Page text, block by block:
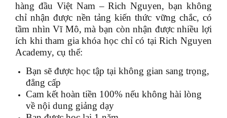
hàng đầu Việt Nam – Rich Nguyen, bạn không
chỉ nhận được nền tảng kiến thức vững chắc, có
tầm nhìn Vĩ Mô, mà bạn còn nhận được nhiều lợi
ích khi tham gia khóa học chỉ có tại Rich Nguyen
Academy, cụ thể:
Bạn sẽ được học tập tại không gian sang trọng,
đẳng cấp
Cam kết hoàn tiền 100% nếu không hài lòng
về nội dung giảng dạy